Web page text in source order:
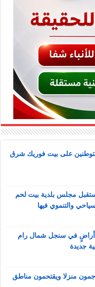
على بيت فوريك شرق
مجلس بلدية بيت لحم
والتنموي فيها
أراضٍ في سنجل شمال رام
جديدة
منزلا ويقتحمون مناطق